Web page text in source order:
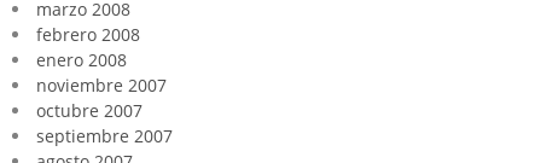
marzo 2008
febrero 2008
enero 2008
noviembre 2007
octubre 2007
septiembre 2007